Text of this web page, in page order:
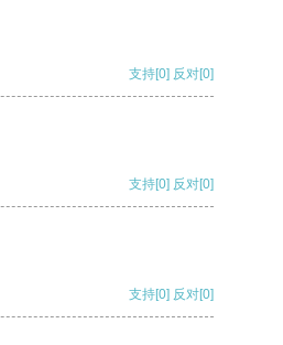
支持[0] 反对[0]
支持[0] 反对[0]
支持[0] 反对[0]